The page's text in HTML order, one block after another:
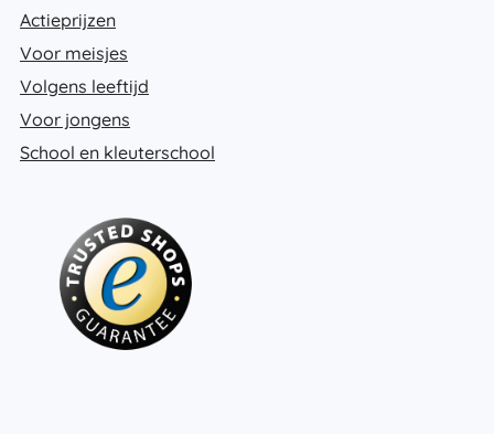
Actieprijzen
Voor meisjes
Volgens leeftijd
Voor jongens
School en kleuterschool